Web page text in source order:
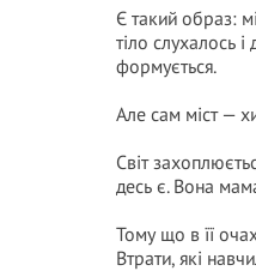
Є такий образ:
тіло слухалось
формується.
Але сам міст —
Світ
десь є. Вона
Тому що в її
Втрати, які